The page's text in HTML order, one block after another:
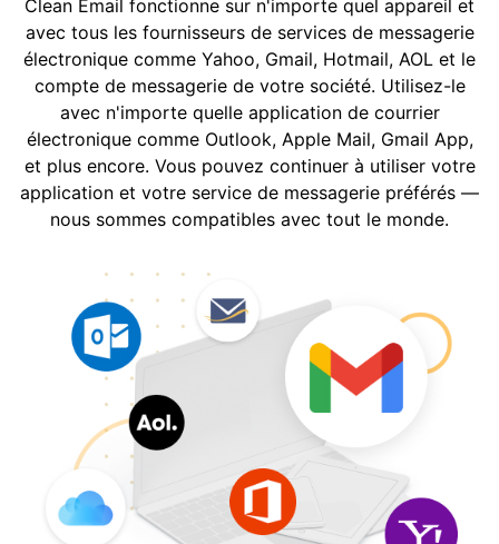
Clean Email fonctionne sur n'importe quel appareil et
avec tous les fournisseurs de services de messagerie
électronique comme Yahoo, Gmail, Hotmail, AOL et le
compte de messagerie de votre société. Utilisez-le
avec n'importe quelle application de courrier
électronique comme Outlook, Apple Mail, Gmail App,
et plus encore. Vous pouvez continuer à utiliser votre
application et votre service de messagerie préférés —
nous sommes compatibles avec tout le monde.